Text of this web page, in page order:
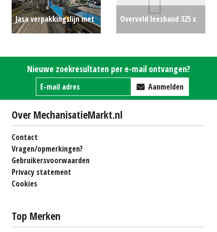
Jasa verpakkingslijn met
afweegmachine en Loma
metaaldetectie
€0
Overveld leesband 325 x
Nieuwe zoekresultaten per e-mail ontvangen?
Aanmelden
Over MechanisatieMarkt.nl
Contact
Vragen/opmerkingen?
Gebruikersvoorwaarden
Privacy statement
Cookies
Top Merken